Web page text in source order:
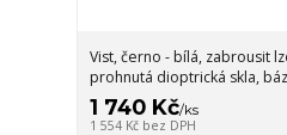
Vist, černo - bílá, zabrousit
prohnutá dioptrická skla,
1 740 Kč/ks
1 554 Kč bez DPH